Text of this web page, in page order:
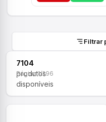
Filtrar
7104
produtos
disponíveis
Página 1/296